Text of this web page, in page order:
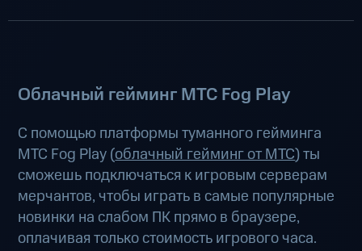
Облачный гейминг МТС Fog Play
С помощью платформы туманного гейминга
МТС Fog Play (облачный гейминг от МТС) ты
сможешь подключаться к игровым серверам
мерчантов, чтобы играть в самые популярные
новинки на слабом ПК прямо в браузере,
оплачивая только стоимость игрового часа.